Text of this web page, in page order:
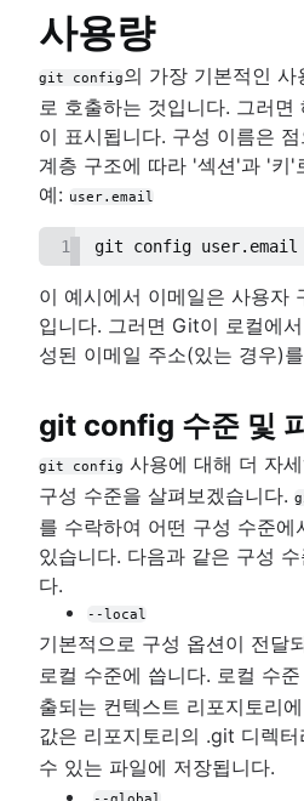
개요
git fetch
Git 푸시
git pull
풀 리퀘스트 만들기
브랜치 사용(Git branch)
개요
Git 체크아웃
Git 병합
충돌 병합하기
병합 전략
워크플로우 비교
개요
기능 브랜치 워크
Gitflow 워크플로
Git로 마이그레이션
SVN에서 Git까지, 마
SVN에서 Git으로 마이
개요
준비
전환
동기화
마이그레이션
Perforce부터 Git까지
Perforce에서 Git으로
Git 및 Perforce로 작
기록이 있는 Git 리포
고급 팁
개요
병합과 기준 재지정
재설정, 체크아웃, 되
고급 Git 로그
참조 및 Reflog
Git submodules
Git 하위 트리
Git의 대규모 리포지
Git prune
Git bash
dot 파일 저장하는 방
Git Cherry Pick
Gitk
아티클
Git으로 전환할 때
Git 및 프로젝트 종속성
을 선택한 이유
Git 포크 및 업스트림:
핵심 개념, 워크플로
사용량
git config의 가장 기본적인
로 호출하는 것입니다. 그러
이 표시됩니다. 구성 이름은
계층 구조에 따라 '섹션'과 '키'
예: user.email
1 git config user.email
이 예시에서 이메일은 사용자
입니다. 그러면 Git이 로컬에
성된 이메일 주소(있는 경우)
git config 수준 및
git config 사용에 대해 더 자
구성 수준을 살펴보겠습니다.
를 수락하여 어떤 구성 수준에
있습니다. 다음과 같은 구성
다.
--local
기본적으로 구성 옵션이 전달
로컬 수준에 씁니다. 로컬 수
출되는 컨텍스트 리포지토리
값은 리포지토리의 .git 디렉터
수 있는 파일에 저장됩니다.